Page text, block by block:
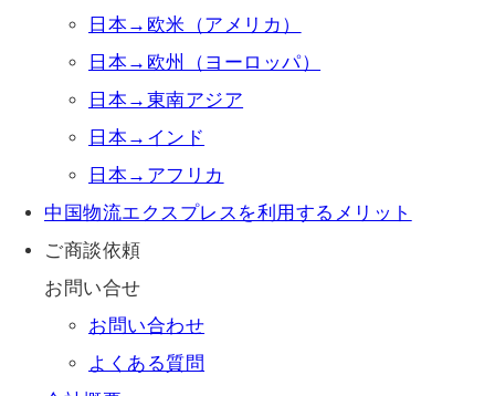
日本→欧米（アメリカ）
日本→欧州（ヨーロッパ）
日本→東南アジア
日本→インド
日本→アフリカ
中国物流エクスプレスを利用するメリット
ご商談依頼
お問い合せ
お問い合わせ
よくある質問